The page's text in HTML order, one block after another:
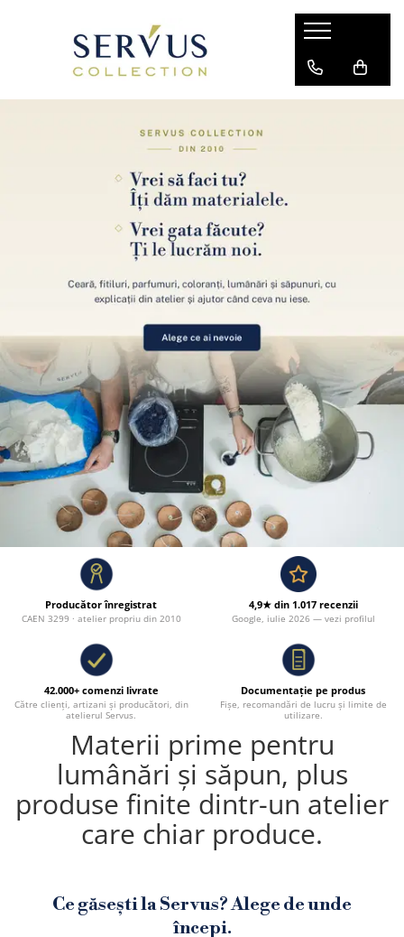
Producător înregistrat
CAEN 3299 · atelier propriu din 2010
4,9★ din 1.017 recenzii
Google, iulie 2026 — vezi profilul
42.000+ comenzi livrate
Către clienți, artizani și producători, din
atelierul Servus.
Documentație pe produs
Fișe, recomandări de lucru și limite de
utilizare.
Materii prime pentru
lumânări și săpun, plus
produse finite dintr-un atelier
care chiar produce.
Ce găsești la Servus? Alege de unde
începi.